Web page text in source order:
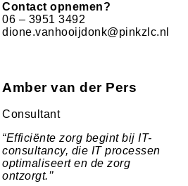
Contact opnemen?
06 – 3951 3492
dione.vanhooijdonk@pinkzlc.nl
Amber van der Pers
Consultant
“Efficiënte zorg begint bij IT-
consultancy, die IT processen
optimaliseert en de zorg
ontzorgt.’’